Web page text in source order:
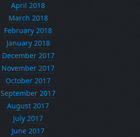
April 2018
March 2018
February 2018
January 2018
December 2017
November 2017
October 2017
September 2017
August 2017
July 2017
June 2017